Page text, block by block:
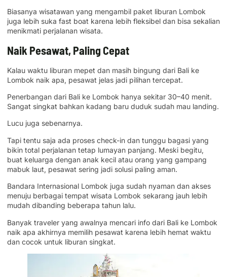
Biasanya wisatawan yang mengambil paket liburan Lombok
juga lebih suka fast boat karena lebih fleksibel dan bisa sekalian
menikmati perjalanan wisata.
Naik Pesawat, Paling Cepat
Kalau waktu liburan mepet dan masih bingung dari Bali ke
Lombok naik apa, pesawat jelas jadi pilihan tercepat.
Penerbangan dari Bali ke Lombok hanya sekitar 30–40 menit.
Sangat singkat bahkan kadang baru duduk sudah mau landing.
Lucu juga sebenarnya.
Tapi tentu saja ada proses check-in dan tunggu bagasi yang
bikin total perjalanan tetap lumayan panjang. Meski begitu,
buat keluarga dengan anak kecil atau orang yang gampang
mabuk laut, pesawat sering jadi solusi paling aman.
Bandara Internasional Lombok juga sudah nyaman dan akses
menuju berbagai tempat wisata Lombok sekarang jauh lebih
mudah dibanding beberapa tahun lalu.
Banyak traveler yang awalnya mencari info dari Bali ke Lombok
naik apa akhirnya memilih pesawat karena lebih hemat waktu
dan cocok untuk liburan singkat.